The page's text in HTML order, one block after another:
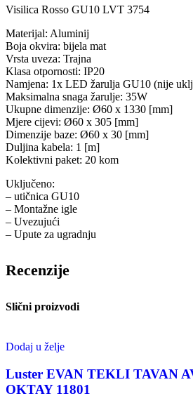
Visilica Rosso GU10 LVT 3754
Materijal: Aluminij
Boja okvira: bijela mat
Vrsta uveza: Trajna
Klasa otpornosti: IP20
Namjena: 1x LED žarulja GU10 (nije
Maksimalna snaga žarulje: 35W
Ukupne dimenzije: Ø60 x 1330 [mm]
Mjere cijevi: Ø60 x 305 [mm]
Dimenzije baze: Ø60 x 30 [mm]
Duljina kabela: 1 [m]
Kolektivni paket: 20 kom
Uključeno:
– utičnica GU10
– Montažne igle
– Uvezujući
– Upute za ugradnju
Recenzije
Slični proizvodi
Dodaj u želje
Luster EVAN TEKLI TAVAN
OKTAY 11801